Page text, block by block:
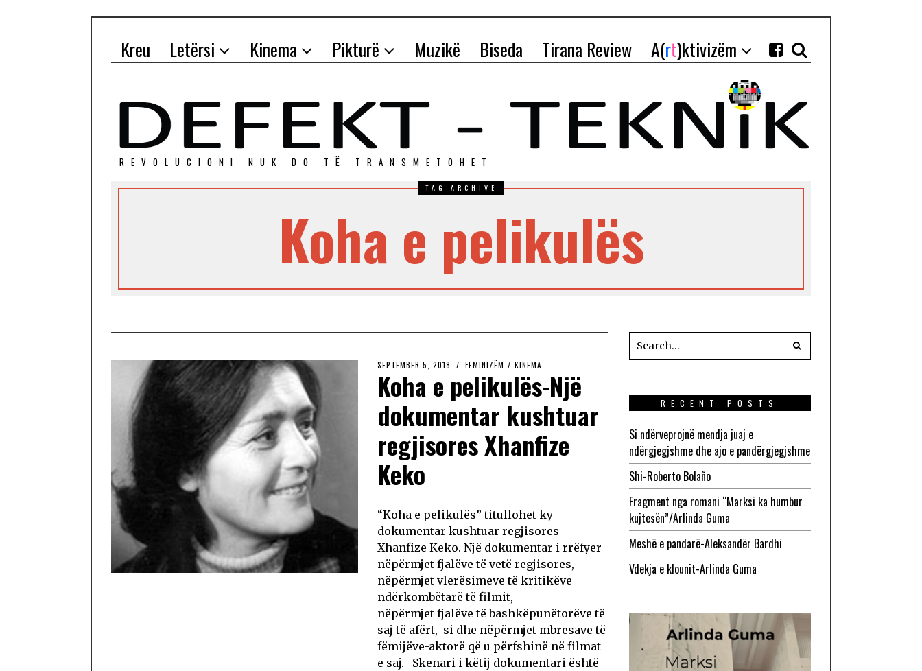
Kreu Letërsi Kinema Pikturë Muzikë Biseda Tirana Review A(rt)ktivizëm
REVOLUCIONI NUK DO TЁ TRANSMETOHET
TAG ARCHIVE
Koha e pelikulës
SEPTEMBER 5, 2018 FEMINIZËM / KINEMA
Koha e pelikulës-Një
dokumentar kushtuar
regjisores Xhanfize
Keko
“Koha e pelikulës” titullohet ky
dokumentar kushtuar regjisores
Xhanfize Keko. Një dokumentar i rrëfyer
nëpërmjet fjalëve të vetë regjisores,
nëpërmjet vlerësimeve të kritikëve
ndërkombëtarë të filmit,
nëpërmjet fjalëve të bashkëpunëtorëve të
saj të afërt, si dhe nëpërmjet mbresave të
fëmijëve-aktorë që u përfshinë në filmat
e saj. Skenari i këtij dokumentari është
RECENT POSTS
Si ndërveprojnë mendja juaj e
ndërgjegjshme dhe ajo e pandërgjegjshme
Shi-Roberto Bolaño
Fragment nga romani “Marksi ka humbur
kujtesën”/Arlinda Guma
Meshë e pandarë-Aleksandër Bardhi
Vdekja e klounit-Arlinda Guma